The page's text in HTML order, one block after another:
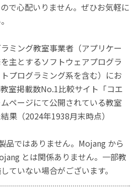
で心配いりません。ぜひお気軽に
ミング教室事業者（アプリケー
主とするソフトウェアプログラ
プログラミング系を含む）にお
室掲載数No.1比較サイト「コエ
ページにて公開されている教室
果（2024年1938月末時点）
品ではありません。Mojang から
とは関係ありません。一部教
ていない場合がございます。